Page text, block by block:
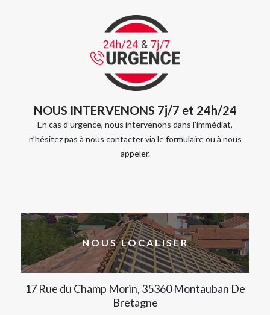
NOUS INTERVENONS 7j/7 et 24h/24
En cas d’urgence, nous intervenons dans l’immédiat,
n’hésitez pas à nous contacter via le formulaire ou à nous
appeler.
NOUS LOCALISER
17 Rue du Champ Morin, 35360 Montauban De
Bretagne